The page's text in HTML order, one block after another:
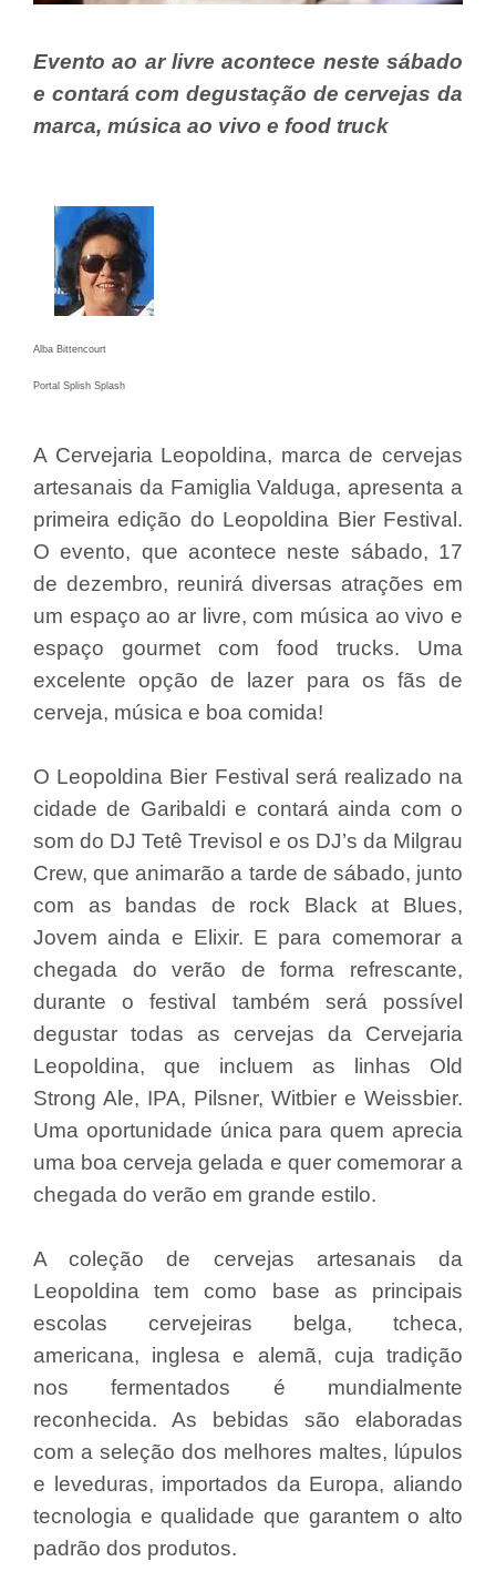
Evento ao ar livre acontece neste sábado
e contará com degustação de cervejas da
marca, música ao vivo e food truck
Alba Bittencourt
Portal Splish Splash
A Cervejaria Leopoldina, marca de cervejas
artesanais da Famiglia Valduga, apresenta a
primeira edição do Leopoldina Bier Festival.
O evento, que acontece neste sábado, 17
de dezembro, reunirá diversas atrações em
um espaço ao ar livre, com música ao vivo e
espaço gourmet com food trucks. Uma
excelente opção de lazer para os fãs de
cerveja, música e boa comida!
O Leopoldina Bier Festival será realizado na
cidade de Garibaldi e contará ainda com o
som do DJ Tetê Trevisol e os DJ’s da Milgrau
Crew, que animarão a tarde de sábado, junto
com as bandas de rock Black at Blues,
Jovem ainda e Elixir. E para comemorar a
chegada do verão de forma refrescante,
durante o festival também será possível
degustar todas as cervejas da Cervejaria
Leopoldina, que incluem as linhas Old
Strong Ale, IPA, Pilsner, Witbier e Weissbier.
Uma oportunidade única para quem aprecia
uma boa cerveja gelada e quer comemorar a
chegada do verão em grande estilo.
A coleção de cervejas artesanais da
Leopoldina tem como base as principais
escolas cervejeiras belga, tcheca,
americana, inglesa e alemã, cuja tradição
nos fermentados é mundialmente
reconhecida. As bebidas são elaboradas
com a seleção dos melhores maltes, lúpulos
e leveduras, importados da Europa, aliando
tecnologia e qualidade que garantem o alto
padrão dos produtos.